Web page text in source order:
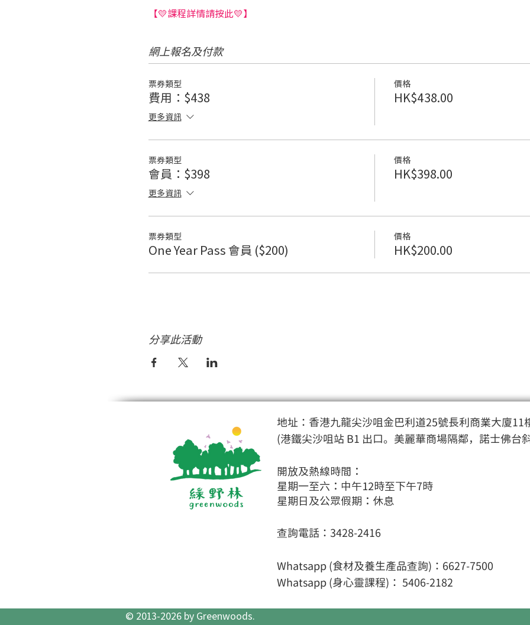
【💛課程詳情請按此💛】
網上報名及付款
票券類型
費用：$438
更多資訊
價格
HK$438.00
票券類型
會員：$398
更多資訊
價格
HK$398.00
票券類型
One Year Pass 會員 ($200)
價格
HK$200.00
分享此活動
地址：香港九龍尖沙咀金巴利道25號長利商業大廈11
(港鐵尖沙咀站 B1 出口。美麗華商場隔鄰，諾士佛台
開放及熱線時間：
星期一至六：中午12時至下午7時
星期日及公眾假期：休息
查詢電話：3428-2416
Whatsapp (食材及養生產品查詢)：6627-7500
Whatsapp (身心靈課程)： 5406-2182
© 2013-2026 by Greenwoods.